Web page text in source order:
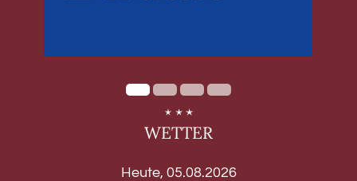
WETTER
Heute, 05.08.2026